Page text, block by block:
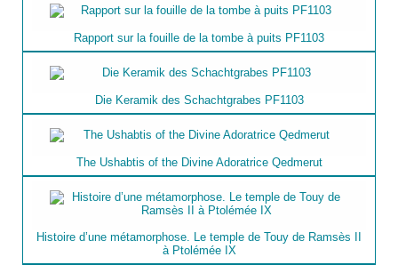
Rapport sur la fouille de la tombe à puits PF1103
Die Keramik des Schachtgrabes PF1103
The Ushabtis of the Divine Adoratrice Qedmerut
Histoire d’une métamorphose. Le temple de Touy de Ramsès II
à Ptolémée IX